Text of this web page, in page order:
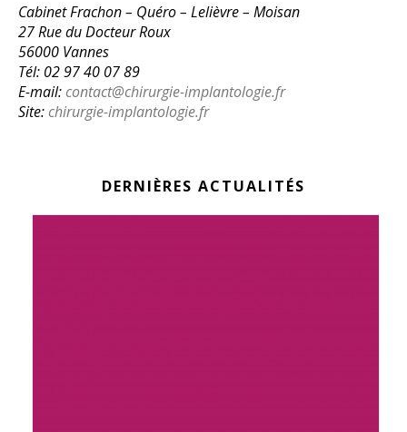
Cabinet Frachon – Quéro – Lelièvre – Moisan
27 Rue du Docteur Roux
56000 Vannes
Tél: 02 97 40 07 89
E-mail:contact@chirurgie-implantologie.fr
Site:chirurgie-implantologie.fr
DERNIÈRES ACTUALITÉS